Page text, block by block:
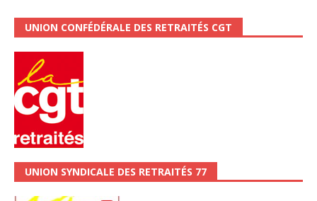
UNION CONFÉDÉRALE DES RETRAITÉS CGT
UNION SYNDICALE DES RETRAITÉS 77